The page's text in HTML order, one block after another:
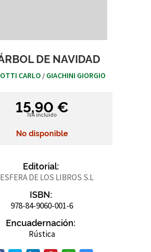
DE NAVIDAD
CARLO / GIACHINI GIORGIO
15,90 €
IVA incluido
No disponible
Editorial:
DE LOS LIBROS S.L
ISBN:
978-84-9060-001-6
Encuadernación:
Rústica